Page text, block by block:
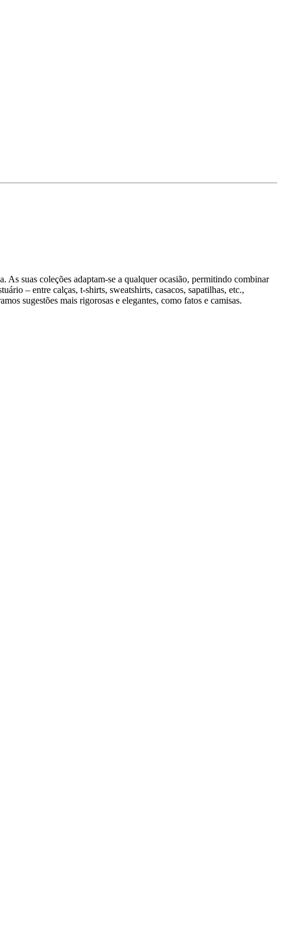
suas coleções adaptam-se a qualquer ocasião, permitindo combinar
– entre calças, t-shirts, sweatshirts, casacos, sapatilhas, etc.,
sugestões mais rigorosas e elegantes, como fatos e camisas.